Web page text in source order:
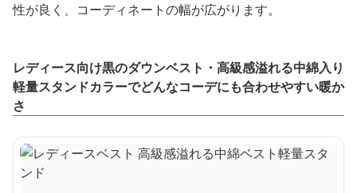
性が良く、コーディネートの幅が広がります。
レディース向け黒のダウンベスト・高級感溢れる中綿入り
軽量スタンドカラーでどんなコーデにも合わせやすい暖か
さ